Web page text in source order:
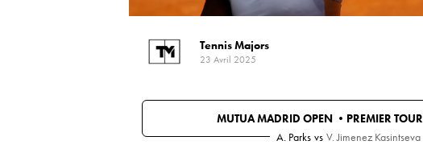
Tennis Majors
23 Avril 2025
MUTUA MADRID OPEN • PREMIER TOUR
A. Parks vs V. Jimenez Kasintseva